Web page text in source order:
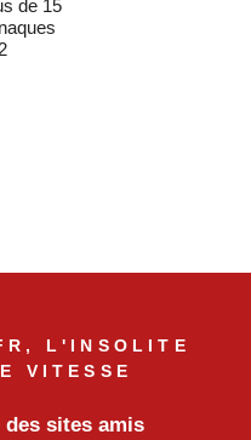
de 15
L'INSOLITE
VITESSE
sites amis